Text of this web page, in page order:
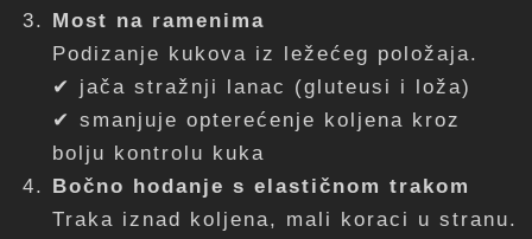
Most na ramenima
Podizanje kukova iz ležećeg položaja.
✔ jača stražnji lanac (gluteusi i loža)
✔ smanjuje opterećenje koljena kroz
bolju kontrolu kuka
Bočno hodanje s elastičnom trakom
Traka iznad koljena, mali koraci u stranu.